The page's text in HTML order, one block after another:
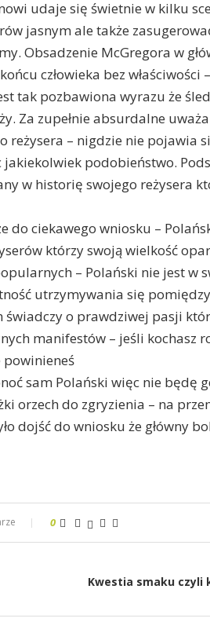
udaje się świetnie w kilku
jasnym ale także
Obsadzenie McGregora w
człowieka bez właściwości
tak pozbawiona wyrazu że
Za zupełnie absurdalne
– nigdzie nie pojawia
podobieństwo.
w historię swojego reżysera
do ciekawego wniosku –
którzy swoją wielkość
– Polański nie jest w
utrzymywania się
o prawdziwej pasji
manifestów – jeśli kochasz
powinieneś
sam Polański więc nie będę
orzech do zgryzienia – na
dojść do wniosku że główny
0
Kwestia smaku czyli